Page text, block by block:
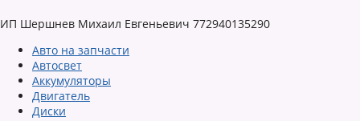
ИП Шершнев Михаил Евгеньевич 772940135290
Авто на запчасти
Автосвет
Аккумуляторы
Двигатель
Диски